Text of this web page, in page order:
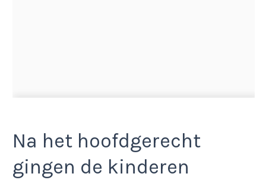
Na het hoofdgerecht
gingen de kinderen